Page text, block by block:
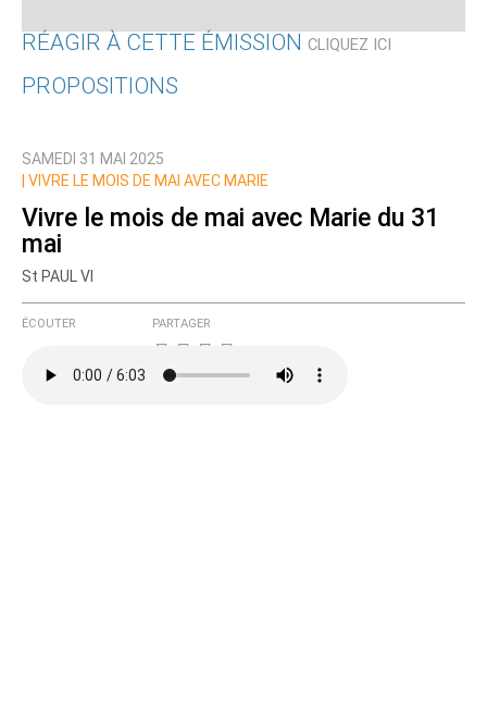
RÉAGIR À CETTE ÉMISSION CLIQUEZ ICI
Nom
PROPOSITIONS
SAMEDI 31 MAI 2025
VIVRE LE MOIS DE MAI AVEC MARIE
Vivre le mois de mai avec Marie du 31
mai
St PAUL VI
ÉCOUTER PARTAGER